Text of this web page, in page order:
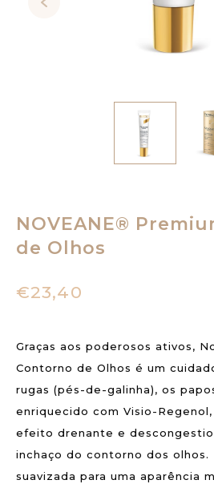
NOVEANE®
de Olhos
€23,40
Graças aos poderosos ativos,
Contorno de Olhos é um
rugas (pés-de-galinha), os
enriquecido com Visio-
efeito drenante e
inchaço do contorno dos olhos.
suavizada para uma aparência